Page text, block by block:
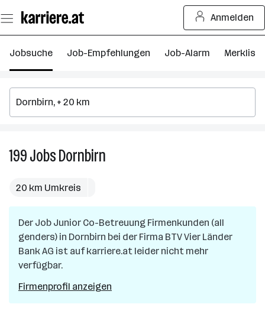
Seiteninhalt
springen
Anmelden
Jobsuche Job-Empfehlungen Job-Alarm Merkliste
199JobsDornbirn
20 km Umkreis
Der Job Junior Co-Betreuung Firmenkunden (all
genders) in Dornbirn bei der Firma BTV Vier Länder
Bank AG ist auf karriere.at leider nicht mehr
verfügbar.
Firmenprofil anzeigen